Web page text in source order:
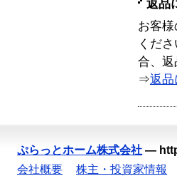
返品
お客
くだ
合、
⇒返品
ぷらっとホーム株式会社 —
会社概要
株主・投資家情報